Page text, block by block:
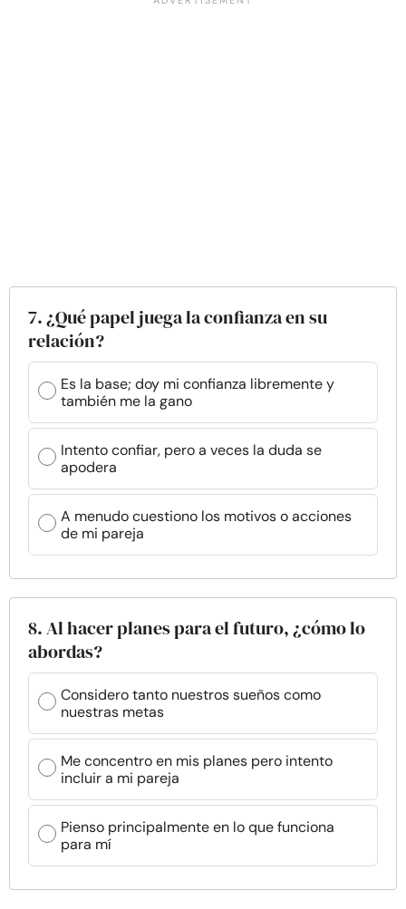
7. ¿Qué papel juega la confianza en su
relación?
Es la base; doy mi confianza libremente y
también me la gano
Intento confiar, pero a veces la duda se
apodera
A menudo cuestiono los motivos o acciones
de mi pareja
8. Al hacer planes para el futuro, ¿cómo lo
abordas?
Considero tanto nuestros sueños como
nuestras metas
Me concentro en mis planes pero intento
incluir a mi pareja
Pienso principalmente en lo que funciona
para mí